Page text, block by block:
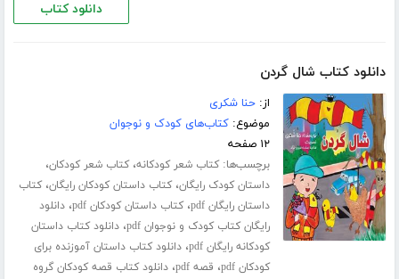
دانلود کتاب
دانلود کتاب شال گردن
از:حنا شکری
موضوع:کتاب‌های کودک و نوجوان
۱۲ صفحه
برچسب‌ها:کتاب شعر کودکانه،کتاب شعر کودکان،
داستان کودک رایگان،کتاب داستان کودکان رایگان،کتاب
داستان رایگان pdf
،کتاب داستان کودکان pdf ،دانلود
رایگان کتاب کودک و نوجوان pdf
،دانلود کتاب داستان
کودکانه رایگان pdf
،دانلود کتاب داستان آموزنده برای
کودکان pdf
، قصه pdf ،دانلود کتاب قصه کودکان گروه